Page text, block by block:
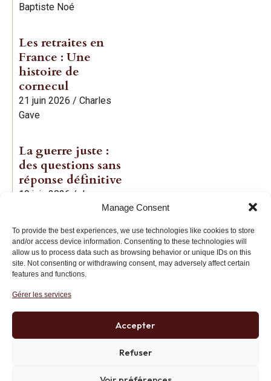
Manage Consent
To provide the best experiences, we use technologies like cookies to store
and/or access device information. Consenting to these technologies will
allow us to process data such as browsing behavior or unique IDs on this
site. Not consenting or withdrawing consent, may adversely affect certain
features and functions.
Gérer les services
Accepter
Refuser
Baptiste Noé
Les retraites en
France : Une
histoire de
cornecul
21 juin 2026 / Charles
Gave
La guerre juste :
des questions sans
réponse définitive
19 juin 2026 / Jean-
Institut des Libertés
+33 (0)1 71 20 45 39